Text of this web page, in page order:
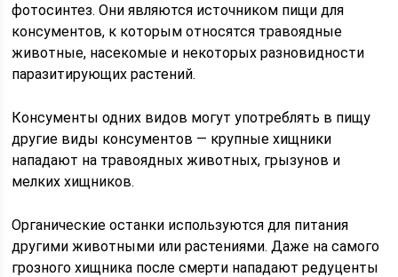
фотосинтез. Они являются источником пищи для
консументов, к которым относятся травоядные
животные, насекомые и некоторых разновидности
паразитирующих растений.
Консументы одних видов могут употреблять в пищу
другие виды консументов — крупные хищники
нападают на травоядных животных, грызунов и
мелких хищников.
Органические останки используются для питания
другими животными или растениями. Даже на самого
грозного хищника после смерти нападают редуценты